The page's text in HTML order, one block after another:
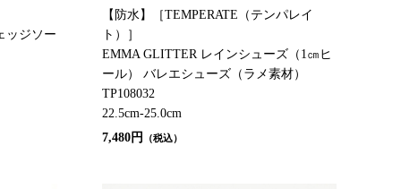
ッジソー
【防水】［TEMPERATE（テンパレイ
ト）］
EMMA GLITTER レインシューズ（1㎝ヒ
ール） バレエシューズ（ラメ素材）
TP108032
22.5cm-25.0cm
7,480円
（税込）